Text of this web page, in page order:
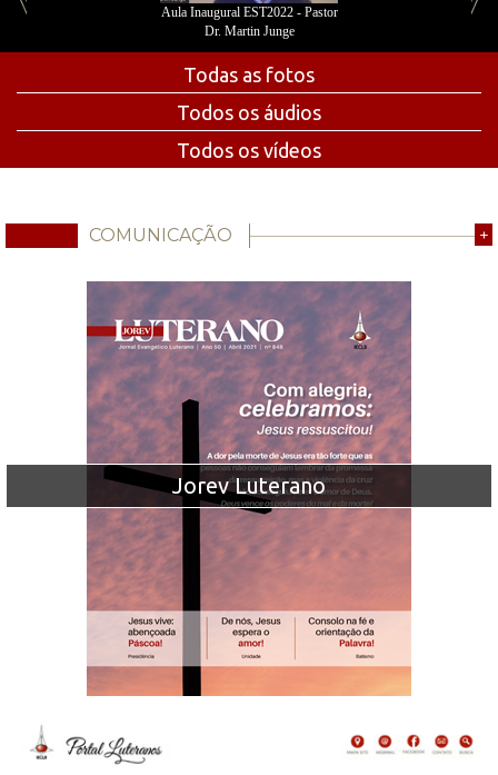
Aula Inaugural EST2022 - Pastor
Dr. Martin Junge
Todas as fotos
Todos os áudios
Todos os vídeos
COMUNICAÇÃO +
Jorev Luterano